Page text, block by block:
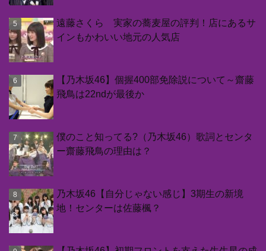
遠藤さくら 実家の蕎麦屋の評判！店にあるサ
インもかわいい地元の人気店
【乃木坂46】個握400部免除説について～齋藤
飛鳥は22ndが最後か
僕のこと知ってる?（乃木坂46）歌詞とセンタ
ー齋藤飛鳥の理由は？
乃木坂46【自分じゃない感じ】3期生の新境
地！センターは佐藤楓？